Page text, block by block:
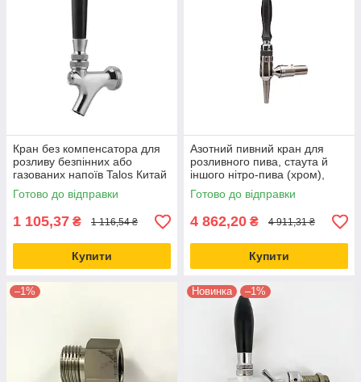
Кран без компенсатора для
розливу безпінних або
газованих напоїв Talos Китай
Готово до відправки
1 105,37 ₴ 1 116,54 ₴
Купити
Азотний пивний кран для
розливного пива, стаута й
іншого нітро-пива (хром),
Італія
Готово до відправки
4 862,20 ₴ 4 911,31 ₴
Купити
–1% Новинка –1%